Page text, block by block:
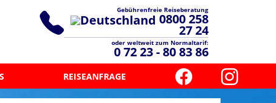
Gebührenfreie Reiseberatung
0800 258
27 24
oder weltweit zum Normaltarif:
0 72 23 - 80 83 86
REISEANFRAGE